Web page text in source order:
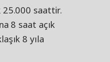
saattir.
8 saat açık
8 yıla